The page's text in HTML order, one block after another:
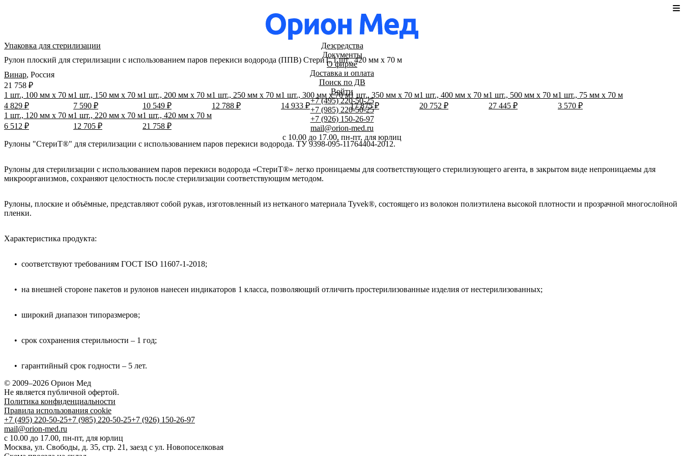
Дезсредства
Документы
О фирме
Доставка и оплата
Поиск по ДВ
Войти
+7 (495) 220-50-25
+7 (985) 220-50-25
+7 (926) 150-26-97
mail@orion-med.ru
c 10.00 до 17.00, пн-пт, для юрлиц
Упаковка для стерилизации
Рулон плоский для стерилизации с использованием паров перекиси водорода (ППВ) СтериТ, 1 шт., 420 мм x 70 м
Винар, Россия
1 шт., 100 мм x 70 м
4 829 ₽
1 шт., 150 мм x 70 м
7 590 ₽
1 шт., 200 мм x 70 м
10 549 ₽
1 шт., 250 мм x 70 м
12 788 ₽
1 шт., 300 мм x 70 м
14 933 ₽
1 шт., 350 мм x 70 м
17 875 ₽
1 шт., 400 мм x 70 м
20 752 ₽
1 шт., 500 мм x 70 м
27 445 ₽
1 шт., 75 мм x 70 м
3 570 ₽
1 шт., 120 мм x 70 м
6 512 ₽
1 шт., 220 мм x 70 м
12 705 ₽
1 шт., 420 мм x 70 м
21 758 ₽
Рулоны "СтериТ®" для стерилизации с использованием паров перекиси водорода. ТУ 9398-095-11764404-2012.
Рулоны для стерилизации с использованием паров перекиси водорода «СтериТ®» легко проницаемы для соответствующего стерилизующего агента, в закрытом виде непроницаемы для
микроорганизмов, сохраняют целостность после стерилизации соответствующим методом.
Рулоны, плоские и объёмные, представляют собой рукав, изготовленный из нетканого материала Tyvek®, состоящего из волокон полиэтилена высокой плотности и прозрачной многослойной
пленки.
Характеристика продукта:
• соответствуют требованиям ГОСТ ISO 11607-1-2018;
• на внешней стороне пакетов и рулонов нанесен индикаторов 1 класса, позволяющий отличить простерилизованные изделия от нестерилизованных;
• широкий диапазон типоразмеров;
• срок сохранения стерильности – 1 год;
• гарантийный срок годности – 5 лет.
21 758 ₽
© 2009–2026 Орион Мед
Не является публичной офертой.
Политика конфиденциальности
Правила использования cookie
+7 (495) 220-50-25+7 (985) 220-50-25+7 (926) 150-26-97
mail@orion-med.ru
c 10.00 до 17.00, пн-пт, для юрлиц
Москва, ул. Свободы, д. 35, стр. 21, заезд с ул. Новопоселковая